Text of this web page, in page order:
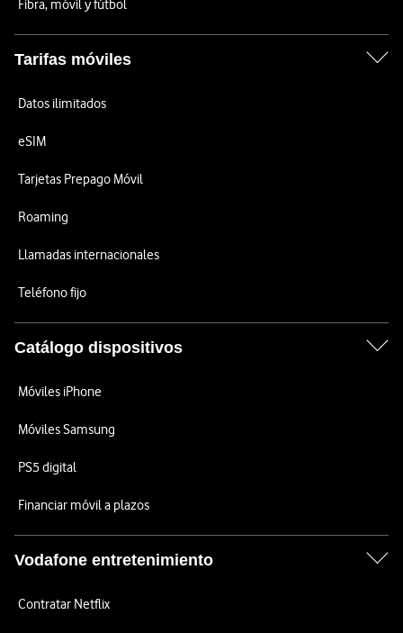
Fibra, móvil y fútbol
Tarifas móviles
Datos ilimitados
eSIM
Tarjetas Prepago Móvil
Roaming
Llamadas internacionales
Teléfono fijo
Catálogo dispositivos
Móviles iPhone
Móviles Samsung
PS5 digital
Financiar móvil a plazos
Vodafone entretenimiento
Contratar Netflix